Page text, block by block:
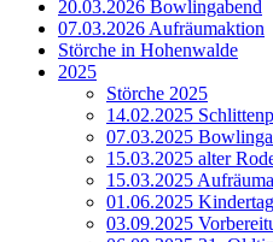
20.03.2026 Bowlingabend
07.03.2026 Aufräumaktion
Störche in Hohenwalde
2025
Störche 2025
14.02.2025
07.03.2025
15.03.2025 alter
15.03.2025
01.06.2025 Kindertag
03.09.2025